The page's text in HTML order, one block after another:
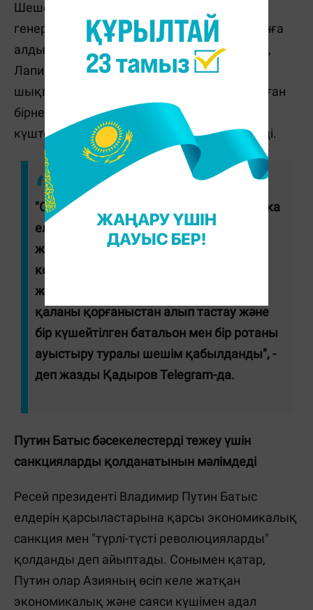
Шешенстан басшысы Рамзан Қадыров
генерал-полковник Александр Лапинді сынға
алды. Республика басшысының айтуынша,
Лапин бірнеше күн бойы байланысқа
шықпаған. Қадыров генерал жауапты болған
бірнеше елді мекендегі Украина қарулы
күштерінің әрекеті туралы сөйлескісі келеді.
"Онымен Терна, Торское және Ямполовка
елді мекендерінің қорғаныс шебіндегі
жаудың серпілісі туралы сөйлескім
келеді. ...Жаудың өз учаскесінде алға
жылжуын тоқтатуға көмектесу үшін
қаланы қорғаныстан алып тастау және
бір күшейтілген батальон мен бір ротаны
ауыстыру туралы шешім қабылданды", -
деп жазды Қадыров Telegram-да.
Путин Батыс бәсекелестерді тежеу үшін
санкцияларды қолданатынын мәлімдеді
Ресей президенті Владимир Путин Батыс
елдерін қарсыластарына қарсы экономикалық
санкция мен "түрлі-түсті революцияларды"
қолданды деп айыптады. Сонымен қатар,
Путин олар Азияның өсіп келе жатқан
экономикалық және саяси күшімен адал